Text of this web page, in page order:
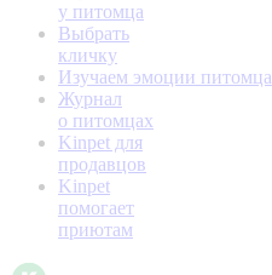
у питомца
Выбрать
кличку
Изучаем эмоции питомца
Журнал
о питомцах
Kinpet для
продавцов
Kinpet
помогает
приютам